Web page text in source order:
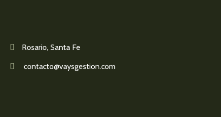
Rosario, Santa Fe
contacto@vaysgestion.com